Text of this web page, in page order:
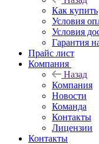
Как купить
Условия
Условия
Гарантия
Прайс лист
Компания
Назад
Компания
Новости
Команда
Контакты
Лицензии
Контакты